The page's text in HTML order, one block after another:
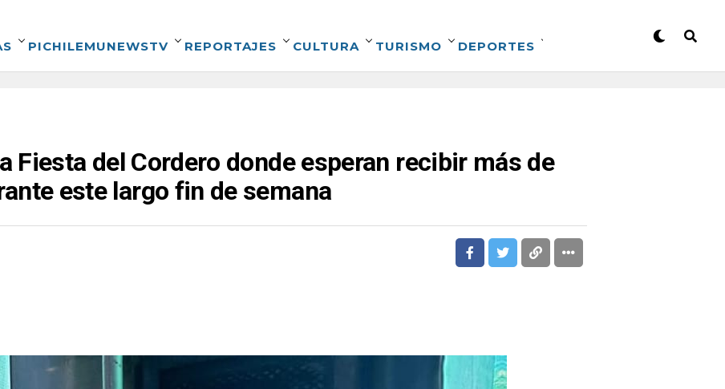
PICHILEMUNEWSTV REPORTAJES CULTURA TURISMO DEPORTES
Fiesta del Cordero donde esperan recibir más de
este largo fin de semana